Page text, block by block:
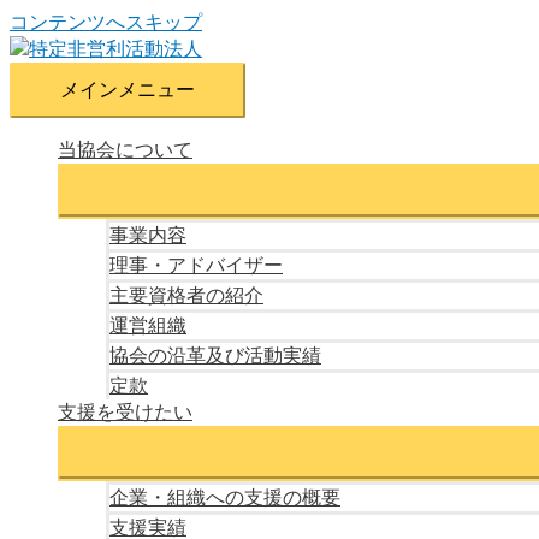
コンテンツへスキップ
メインメニュー
当協会について
事業内容
理事・アドバイザー
主要資格者の紹介
運営組織
協会の沿革及び活動実績
定款
支援を受けたい
企業・組織への支援の概要
支援実績